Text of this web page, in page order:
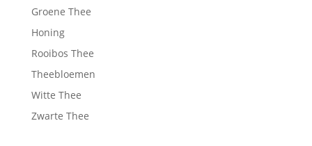
Groene Thee
Honing
Rooibos Thee
Theebloemen
Witte Thee
Zwarte Thee